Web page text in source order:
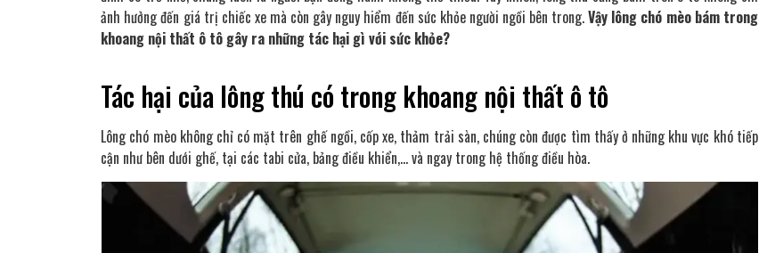
ảnh hưởng đến giá trị chiếc xe mà còn gây nguy hiểm đến sức khỏe người ngồi bên trong.Vậy lông chó mèo bám trong
khoang nội thất ô tô gây ra những tác hại gì với sức khỏe?
Tác hại của lông thú có trong khoang nội thất ô tô
Lông chó mèo không chỉ có mặt trên ghế ngồi, cốp xe, thảm trải sàn, chúng còn được tìm thấy ở những khu vực khó tiếp
cận như bên dưới ghế, tại các tabi cửa, bảng điều khiển,… và ngay trong hệ thống điều hòa.